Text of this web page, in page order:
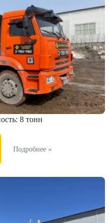
8 тонн
Подробнее »